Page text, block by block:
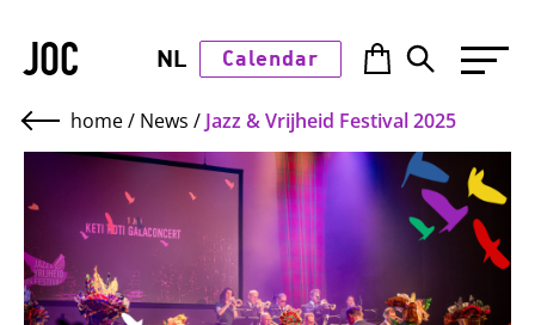
JOC NL Calendar
home/ News / Jazz & Vrijheid Festival 2025